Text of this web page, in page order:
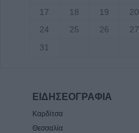
17
18 19 20
24
25 26 27
31
ΕΙΔΗΣΕΟΓΡΑΦΙΑ
Καρδίτσα
Θεσσαλία